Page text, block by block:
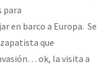
para
en barco a Europa. Se
que
ok, la visita a